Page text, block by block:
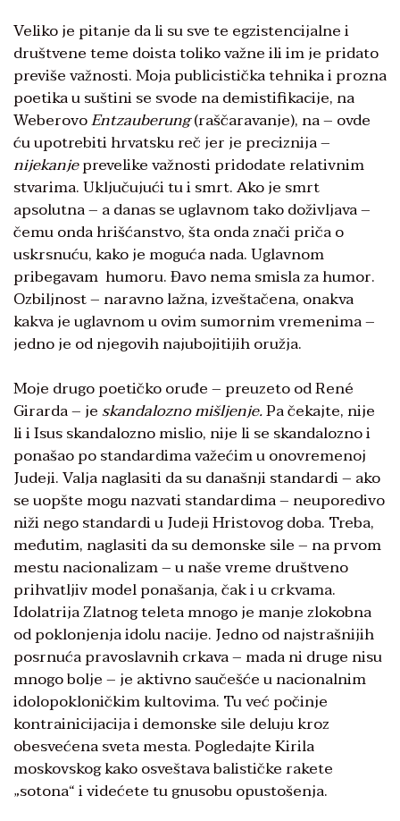
Veliko je pitanje da li su sve te egzistencijalne i
društvene teme doista toliko važne ili im je pridato
previše važnosti. Moja publicistička tehnika i prozna
poetika u suštini se svode na demistifikacije, na
WeberovoEntzauberung(raščaravanje), na – ovde
ću upotrebiti hrvatsku reč jer je preciznija –
nijekanjeprevelike važnosti pridodate relativnim
stvarima. Uključujući tu i smrt. Ako je smrt
apsolutna – a danas se uglavnom tako doživljava –
čemu onda hrišćanstvo, šta onda znači priča o
uskrsnuću, kako je moguća nada. Uglavnom
pribegavam humoru. Đavo nema smisla za humor.
Ozbiljnost – naravno lažna, izveštačena, onakva
kakva je uglavnom u ovim sumornim vremenima –
jedno je od njegovih najubojitijih oružja.
Moje drugo poetičko oruđe – preuzeto od René
Girarda – jeskandalozno mišljenje.Pa čekajte, nije
li i Isus skandalozno mislio, nije li se skandalozno i
ponašao po standardima važećim u onovremenoj
Judeji. Valja naglasiti da su današnji standardi – ako
se uopšte mogu nazvati standardima – neuporedivo
niži nego standardi u Judeji Hristovog doba. Treba,
međutim, naglasiti da su demonske sile – na prvom
mestu nacionalizam – u naše vreme društveno
prihvatljiv model ponašanja, čak i u crkvama.
Idolatrija Zlatnog teleta mnogo je manje zlokobna
od poklonjenja idolu nacije. Jedno od najstrašnijih
posrnuća pravoslavnih crkava – mada ni druge nisu
mnogo bolje – je aktivno saučešće u nacionalnim
idolopokloničkim kultovima. Tu već počinje
kontrainicijacija i demonske sile deluju kroz
obesvećena sveta mesta. Pogledajte Kirila
moskovskog kako osveštava balističke rakete
„sotona“ i videćete tu gnusobu opustošenja.